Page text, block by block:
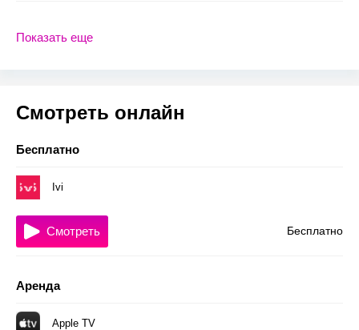
Показать еще
Смотреть онлайн
Бесплатно
Ivi
Бесплатно
Смотреть
Аренда
Apple TV